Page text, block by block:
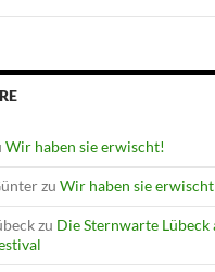
Wir haben sie erwischt!
zu Wir haben sie
zu Die Sternwarte Lübeck